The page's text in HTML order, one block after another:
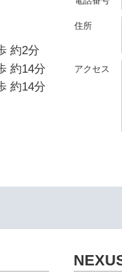
約2分
約14分
約14分